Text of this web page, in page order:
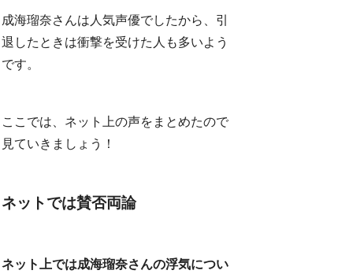
成海瑠奈さんは人気声優でしたから、引
退したときは衝撃を受けた人も多いよう
です。
ここでは、ネット上の声をまとめたので
見ていきましょう！
ネットでは賛否両論
ネット上では成海瑠奈さんの浮気につい